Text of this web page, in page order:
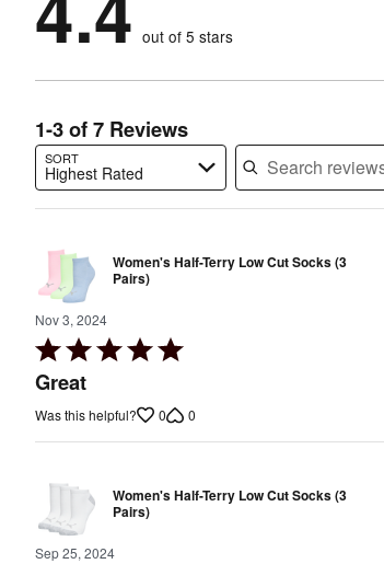
reviewers
of
reviewers
of
reviewers
0%
by
14%
reviewers
out of 5 stars
1-3 of 7 Reviews
SORT
Highest Rated
Search reviews…
Women's Half-Terry Low Cut Socks (3
Pairs)
Nov 3, 2024
Rated
5
of
Great
Was this helpful? 0 0
Women's Half-Terry Low Cut Socks (3
Pairs)
Sep 25, 2024